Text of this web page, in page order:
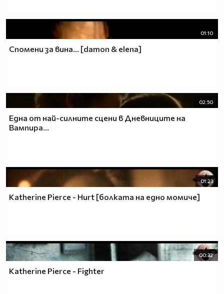
01:10
Спомени за вина... [damon & elena]
02:50
Една от най-силнитe сцени в Дневниците на
Вампира...
01:23
Katherine Pierce - Hurt [болката на едно момиче]
00:32
Katherine Pierce - Fighter